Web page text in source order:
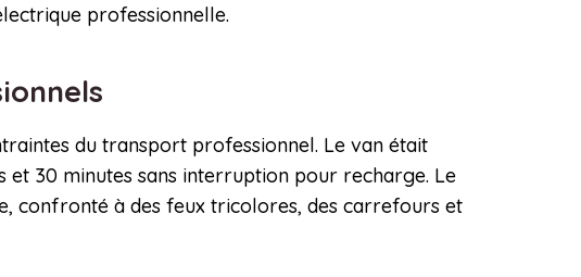
professionnelle.
du transport professionnel. Le van était
30 minutes sans interruption pour recharge. Le
confronté à des feux tricolores, des carrefours et